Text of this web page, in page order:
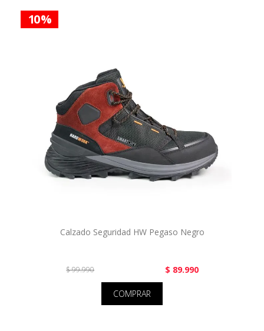
10 %
Calzado Seguridad HW Pegaso Negro
$ 99.990 $ 89.990
COMPRAR